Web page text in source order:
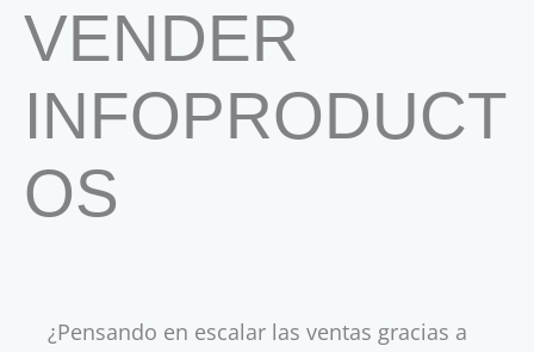
VENDER
INFOPRODUCT
OS
¿Pensando en escalar las ventas gracias a